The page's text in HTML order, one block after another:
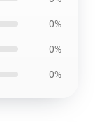
0%
0%
0%